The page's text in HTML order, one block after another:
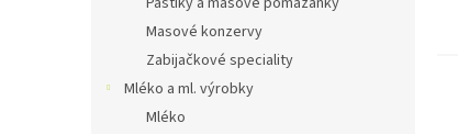
Masové konzervy
Zabijačkové speciality
Mléko a ml. výrobky
Mléko